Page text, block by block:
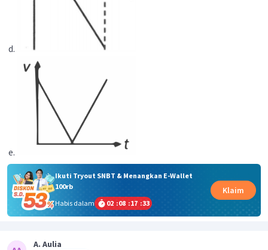
Ikuti Tryout SNBT & Menangkan E-Wallet
100rb
Habis dalam
02 :08 :17 :33
Klaim
A. Aulia